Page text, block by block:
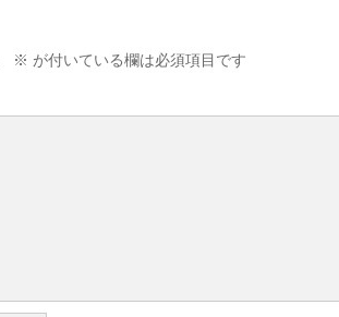
※ が付いている欄は必須項目です